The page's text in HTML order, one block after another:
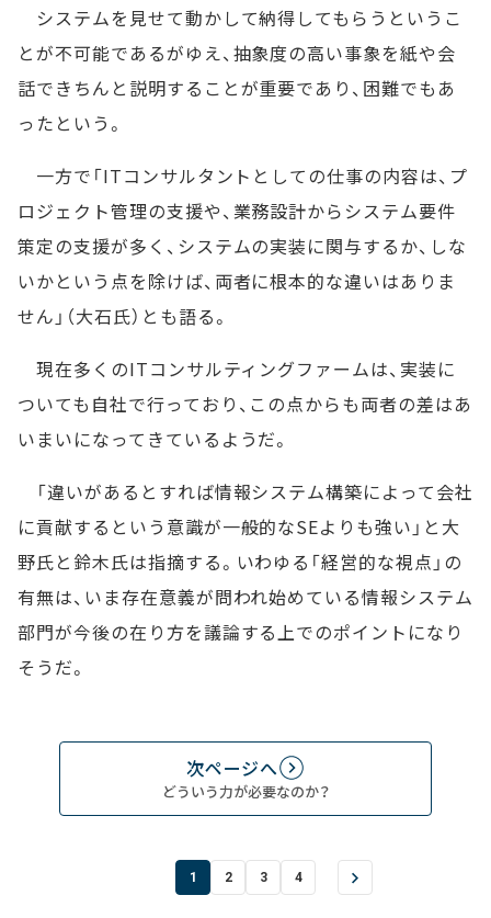
システムを見せて動かして納得してもらうというこ
とが不可能であるがゆえ、抽象度の高い事象を紙や会
話できちんと説明することが重要であり、困難でもあ
ったという。
一方で「ITコンサルタントとしての仕事の内容は、プ
ロジェクト管理の支援や、業務設計からシステム要件
策定の支援が多く、システムの実装に関与するか、しな
いかという点を除けば、両者に根本的な違いはありま
せん」（大石氏）とも語る。
現在多くのITコンサルティングファームは、実装に
ついても自社で行っており、この点からも両者の差はあ
いまいになってきているようだ。
「違いがあるとすれば情報システム構築によって会社
に貢献するという意識が一般的なSEよりも強い」と大
野氏と鈴木氏は指摘する。いわゆる「経営的な視点」の
有無は、いま存在意義が問われ始めている情報システム
部門が今後の在り方を議論する上でのポイントになり
そうだ。
次ページへ
どういう力が必要なのか？
1 2 3 4